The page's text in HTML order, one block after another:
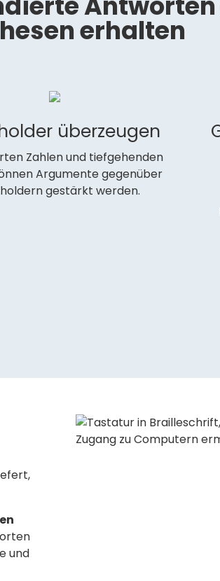
erhalten
überzeugen
Zahlen und tiefgehenden
Argumente gegenüber
gestärkt werden.
und